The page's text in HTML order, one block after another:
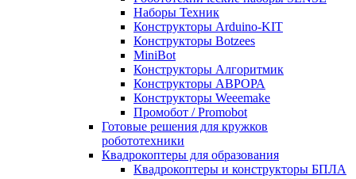
Наборы Техник
Конструкторы Arduino-KIT
Конструкторы Botzees
MiniBot
Конструкторы Алгоритмик
Конструкторы АВРОРА
Конструкторы Weeemake
Промобот / Promobot
Готовые решения для кружков
робототехники
Квадрокоптеры для образования
Квадрокоптеры и конструкторы БПЛА